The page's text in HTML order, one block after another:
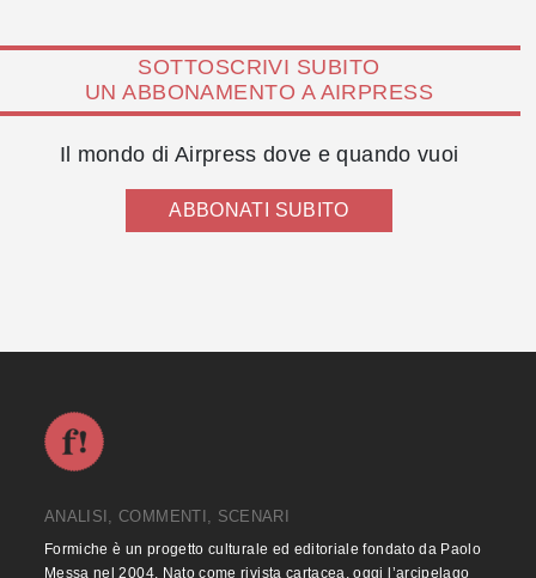
SOTTOSCRIVI SUBITO
UN ABBONAMENTO A AIRPRESS
Il mondo di Airpress dove e quando vuoi
ABBONATI SUBITO
ANALISI, COMMENTI, SCENARI
Formiche è un progetto culturale ed editoriale fondato da Paolo
Messa nel 2004. Nato come rivista cartacea, oggi l’arcipelago